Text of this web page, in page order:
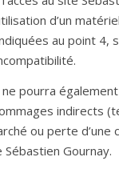
d’un
au point 4,
ne pourra
indirects
ou perte d’une
Sébastien Gournay.